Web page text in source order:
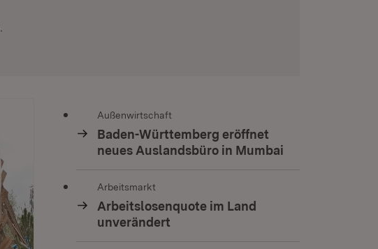
Außenwirtschaft
Baden-Württemberg eröffnet
neues Auslandsbüro in Mumbai
Arbeitsmarkt
Arbeitslosenquote im Land
unverändert